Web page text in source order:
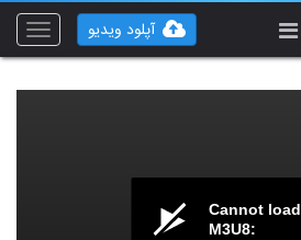
Toggle
آپلود ویدیو
Cannot load
M3U8: